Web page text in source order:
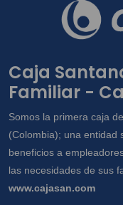
Caja
Familiar -
Somos la primera caja
(Colombia); una entidad
beneficios a
las necesidades de sus
www.cajasan.com